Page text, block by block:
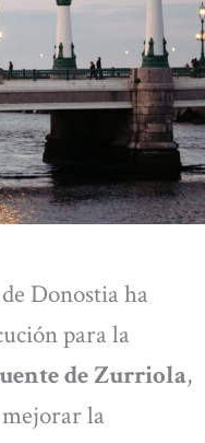
Donostia ha
para la
de Zurriola,
la